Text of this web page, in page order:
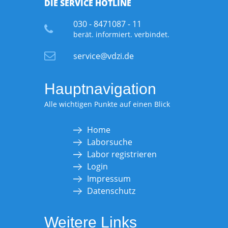
DIE SERVICE HOTLINE
030 - 8471087 - 11
berät. informiert. verbindet.
service@vdzi.de
Hauptnavigation
Alle wichtigen Punkte auf einen Blick
Home
Laborsuche
Labor registrieren
Login
Impressum
Datenschutz
Weitere Links